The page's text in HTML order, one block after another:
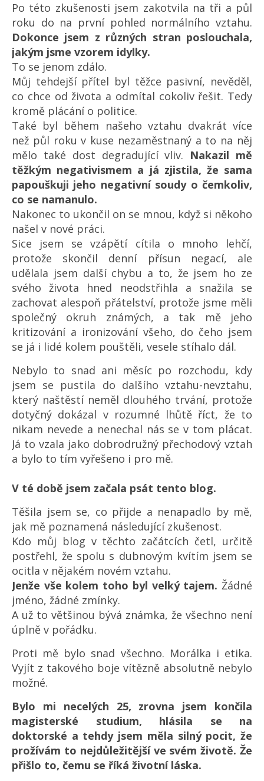
Po této zkušenosti jsem zakotvila na tři a půl
roku do na první pohled normálního vztahu.
Dokonce jsem z různých stran poslouchala,
jakým jsme vzorem idylky.
To se jenom zdálo.
Můj tehdejší přítel byl těžce pasivní, nevěděl,
co chce od života a odmítal cokoliv řešit. Tedy
kromě plácání o politice.
Také byl během našeho vztahu dvakrát více
než půl roku v kuse nezaměstnaný a to na něj
mělo také dost degradující vliv. Nakazil mě
těžkým negativismem a já zjistila, že sama
papouškuji jeho negativní soudy o čemkoliv,
co se namanulo.
Nakonec to ukončil on se mnou, když si někoho
našel v nové práci.
Sice jsem se vzápětí cítila o mnoho lehčí,
protože skončil denní přísun negací, ale
udělala jsem další chybu a to, že jsem ho ze
svého života hned neodstřihla a snažila se
zachovat alespoň přátelství, protože jsme měli
společný okruh známých, a tak mě jeho
kritizování a ironizování všeho, do čeho jsem
se já i lidé kolem pouštěli, vesele stíhalo dál.
Nebylo to snad ani měsíc po rozchodu, kdy
jsem se pustila do dalšího vztahu-nevztahu,
který naštěstí neměl dlouhého trvání, protože
dotyčný dokázal v rozumné lhůtě říct, že to
nikam nevede a nenechal nás se v tom plácat.
Já to vzala jako dobrodružný přechodový vztah
a bylo to tím vyřešeno i pro mě.
V té době jsem začala psát tento blog.
Těšila jsem se, co přijde a nenapadlo by mě,
jak mě poznamená následující zkušenost.
Kdo můj blog v těchto začátcích četl, určitě
postřehl, že spolu s dubnovým kvítím jsem se
ocitla v nějakém novém vztahu.
Jenže vše kolem toho byl velký tajem. Žádné
jméno, žádné zmínky.
A už to většinou bývá známka, že všechno není
úplně v pořádku.
Proti mě bylo snad všechno. Morálka i etika.
Vyjít z takového boje vítězně absolutně nebylo
možné.
Bylo mi necelých 25, zrovna jsem končila
magisterské studium, hlásila se na
doktorské a tehdy jsem měla silný pocit, že
prožívám to nejdůležitější ve svém životě. Že
přišlo to, čemu se říká životní láska.